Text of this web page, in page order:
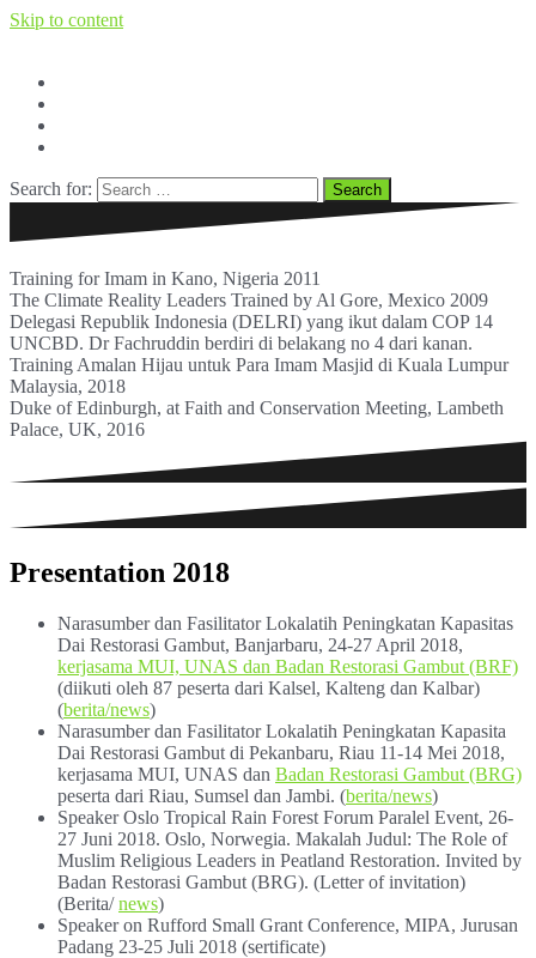
Skip to content
Search for:
Training for Imam in Kano, Nigeria 2011
The Climate Reality Leaders Trained by Al Gore, Mexico 2009
Delegasi Republik Indonesia (DELRI) yang ikut dalam COP 14
UNCBD. Dr Fachruddin berdiri di belakang no 4 dari kanan.
Training Amalan Hijau untuk Para Imam Masjid di Kuala Lumpur
Malaysia, 2018
Duke of Edinburgh, at Faith and Conservation Meeting, Lambeth
Palace, UK, 2016
Presentation 2018
Narasumber dan Fasilitator Lokalatih Peningkatan Kapasitas
Dai Restorasi Gambut, Banjarbaru, 24-27 April 2018,
kerjasama MUI, UNAS dan Badan Restorasi Gambut (BRF)
(diikuti oleh 87 peserta dari Kalsel, Kalteng dan Kalbar)
(berita/news)
Narasumber dan Fasilitator Lokalatih Peningkatan Kapasita
Dai Restorasi Gambut di Pekanbaru, Riau 11-14 Mei 2018,
kerjasama MUI, UNAS dan Badan Restorasi Gambut (BRG)
peserta dari Riau, Sumsel dan Jambi. (berita/news)
Speaker Oslo Tropical Rain Forest Forum Paralel Event, 26-
27 Juni 2018. Oslo, Norwegia. Makalah Judul: The Role of
Muslim Religious Leaders in Peatland Restoration. Invited by
Badan Restorasi Gambut (BRG). (Letter of invitation)
(Berita/news)
Speaker on Rufford Small Grant Conference, MIPA, Jurusan
Padang 23-25 Juli 2018 (sertificate)